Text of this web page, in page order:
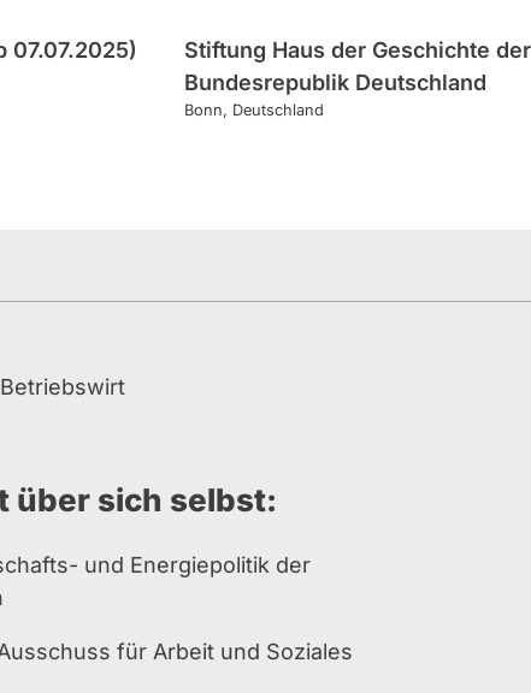
07.07.2025)
Stiftung Haus der Geschichte der
Bundesrepublik Deutschland
Bonn Deutschland
über sich selbst:
und Energiepolitik der
für Arbeit und Soziales